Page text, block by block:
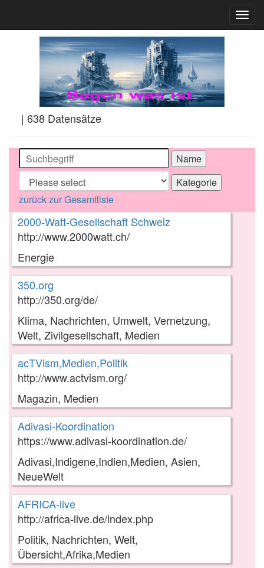
| 638 Datensätze
zurück zur Gesamtliste
2000-Watt-Gesellschaft Schweiz
http://www.2000watt.ch/
Energie
350.org
http://350.org/de/
Klima, Nachrichten, Umwelt, Vernetzung,
Welt, Zivilgesellschaft, Medien
acTVism,Medien,Politik
http://www.actvism.org/
Magazin, Medien
Adivasi-Koordination
https://www.adivasi-koordination.de/
Adivasi,Indigene,Indien,Medien, Asien,
NeueWelt
AFRICA-live
http://africa-live.de/index.php
Politik, Nachrichten, Welt,
Übersicht,Afrika,Medien